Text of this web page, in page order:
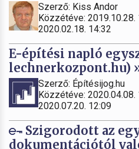
Szerző: Kiss Andor
Közzétéve:
2020.02.18. 14:32
E-építési napló
lechnerkozpont.hu)
Szerző: Építésijog.hu
Közzétéve:
2020.07.20. 12:09
Szigorodott az
dokumentációtól